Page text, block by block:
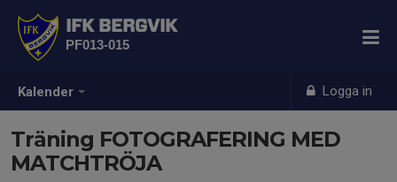
Kalender Logga in
IFK BERGVIK
PF013-015
Träning FOTOGRAFERING MED
MATCHTRÖJA